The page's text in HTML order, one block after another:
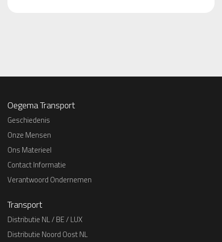
Oegema Transport
Geschiedenis
Onze Mensen
Ons Materieel
Contact Informatie
Verantwoord Ondernemen
Transport
Distributie NL / BE / LUX
Distributie Noord Oost NL